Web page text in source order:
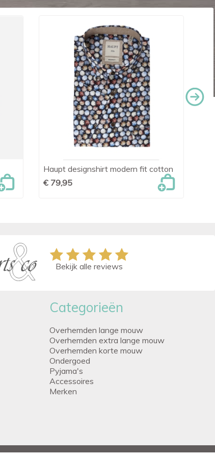
 Snel bekijken
Haupt designshirt modern fit cotton
€ 79,95
Bekijk alle reviews
Categorieën
Overhemden lange mouw
Overhemden extra lange mouw
Overhemden korte mouw
Ondergoed
Pyjama's
Accessoires
Merken